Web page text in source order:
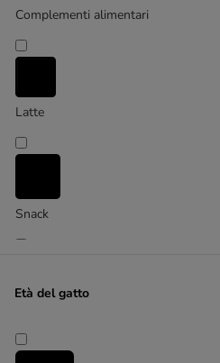
Complementi alimentari
Latte
Snack
Età del gatto